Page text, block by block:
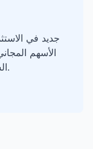
جديد في
الأسهم
السوق الحقيقية قبل المخاطرة بأي سنت.